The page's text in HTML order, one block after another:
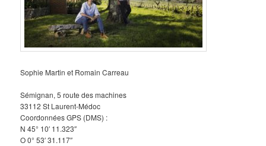
Sophie Martin et Romain Carreau
Sémignan, 5 route des machines
33112 St Laurent-Médoc
Coordonnées GPS (DMS) :
N 45° 10′ 11.323″
O 0° 53′ 31.117″